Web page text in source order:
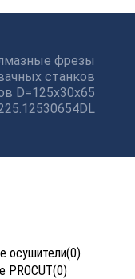
фрезы
станков
D=125x30x65
осушители(0)
PROCUT(0)